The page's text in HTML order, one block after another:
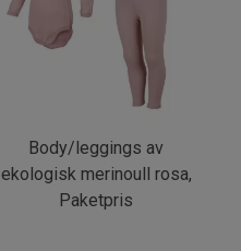
Body/leggings av
ekologisk merinoull rosa,
Paketpris